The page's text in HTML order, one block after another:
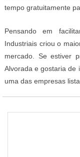
tempo gratuitamente
Pensando em
Industriais criou o
mercado. Se estiver
Alvorada e gostaria de
uma das empresas